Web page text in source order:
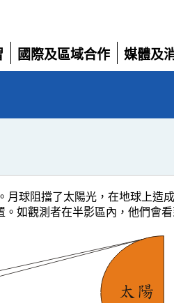
國際及區域合作
展
媒體及
展
球阻擋了太陽光，在地球上造
如觀測者在半影區內，他們會